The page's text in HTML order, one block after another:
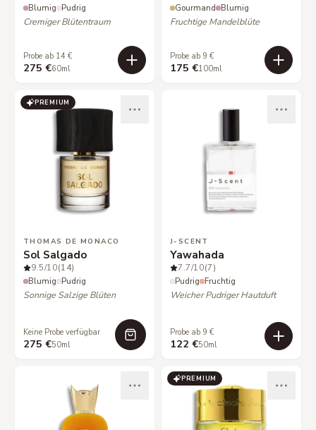
Blumig Pudrig
Cremiger Blütentraum
Probe ab 14 €
275 €60ml
Gourmand Blumig
Fruchtige Mandelblüte
Probe ab 9 €
175 €100ml
PREMIUM
THOMAS DE MONACO
Sol Salgado
9.5/10(14)
Blumig Pudrig
Sonnige Salzige Blüten
Keine Probe verfügbar
275 €50ml
J-SCENT
Yawahada
7.7/10(7)
Pudrig Fruchtig
Weicher Pudriger Hautduft
Probe ab 9 €
122 €50ml
PREMIUM